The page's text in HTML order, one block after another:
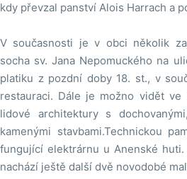
kdy převzal panství Alois Harrach a
V současnosti je v obci několik
socha sv. Jana Nepomuckého na
platiku z pozdní doby 18. st., v
restauraci. Dále je možno vidět ve
lidové architektury s
kamenými stavbami.Technickou
fungující elektrárnu u Anenské
nachází ještě další dvě novodobé